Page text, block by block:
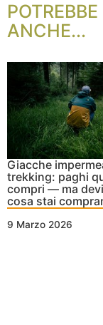
ANCHE...
Giacche
trekking: paghi
compri — ma
cosa stai
9 Marzo 2026